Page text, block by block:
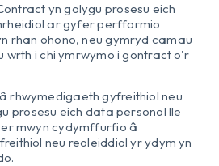
yn golygu prosesu eich
ar gyfer perfformio
rhan ohono, neu gymryd camau
wrth i chi ymrwymo i gontract o'r
rhwymedigaeth gyfreithiol neu
prosesu eich data personol lle
mwyn cydymffurfio â
neu reoleiddiol yr ydym yn